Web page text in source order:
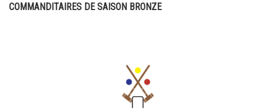
COMMANDITAIRES DE SAISON BRONZE